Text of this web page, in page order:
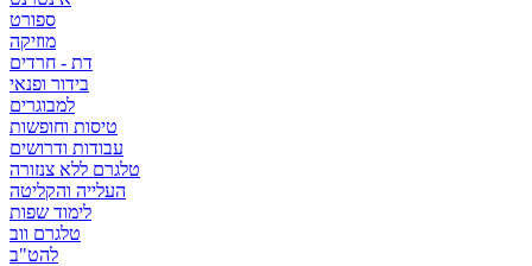
ספורט
מוזיקה
דת - חרדים
בידור ופנאי
למבוגרים
טיסות וחופשות
עבודות ודרושים
טלגרם ללא צנזורה
העלייה והקליטה
לימוד שפות
טלגרם ווב
להט"ב